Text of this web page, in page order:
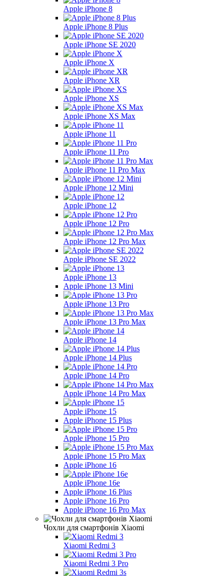
Apple iPhone 8
Apple iPhone 8 Plus
Apple iPhone SE 2020
Apple iPhone X
Apple iPhone XR
Apple iPhone XS
Apple iPhone XS Max
Apple iPhone 11
Apple iPhone 11 Pro
Apple iPhone 11 Pro Max
Apple iPhone 12 Mini
Apple iPhone 12
Apple iPhone 12 Pro
Apple iPhone 12 Pro Max
Apple iPhone SE 2022
Apple iPhone 13
Apple iPhone 13 Mini
Apple iPhone 13 Pro
Apple iPhone 13 Pro Max
Apple iPhone 14
Apple iPhone 14 Plus
Apple iPhone 14 Pro
Apple iPhone 14 Pro Max
Apple iPhone 15
Apple iPhone 15 Plus
Apple iPhone 15 Pro
Apple iPhone 15 Pro Max
Apple iPhone 16
Apple iPhone 16e
Apple iPhone 16 Plus
Apple iPhone 16 Pro
Apple iPhone 16 Pro Max
Чохли для смартфонів Xiaomi
Xiaomi Redmi 3
Xiaomi Redmi 3 Pro